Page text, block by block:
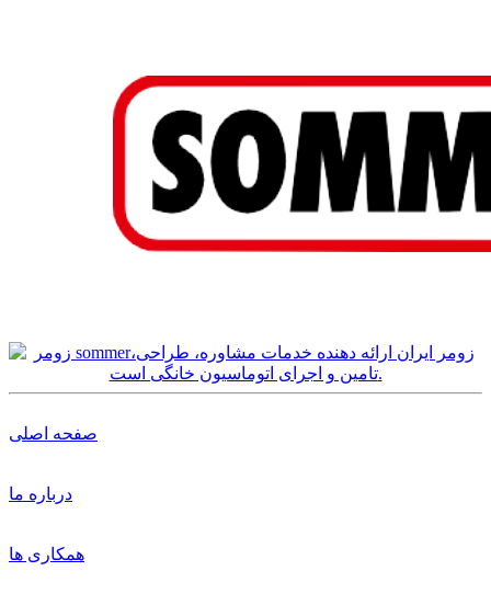
صفحه اصلی
درباره ما
همکاری ها